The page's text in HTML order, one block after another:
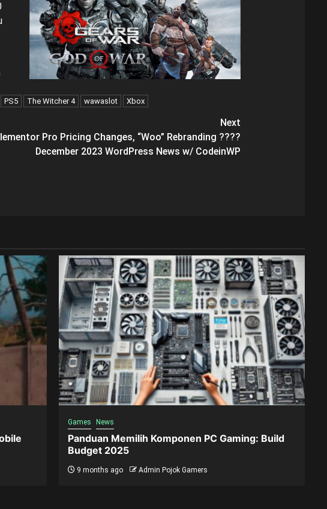
PS5 The Witcher 4 wawaslot Xbox
Next
Pro Pricing Changes, “Woo” Rebranding ????️
December 2023 WordPress News w/ CodeinWP
Games News
Panduan Memilih Komponen PC Gaming: Build
Budget 2025
9 months ago Admin Pojok Gamers